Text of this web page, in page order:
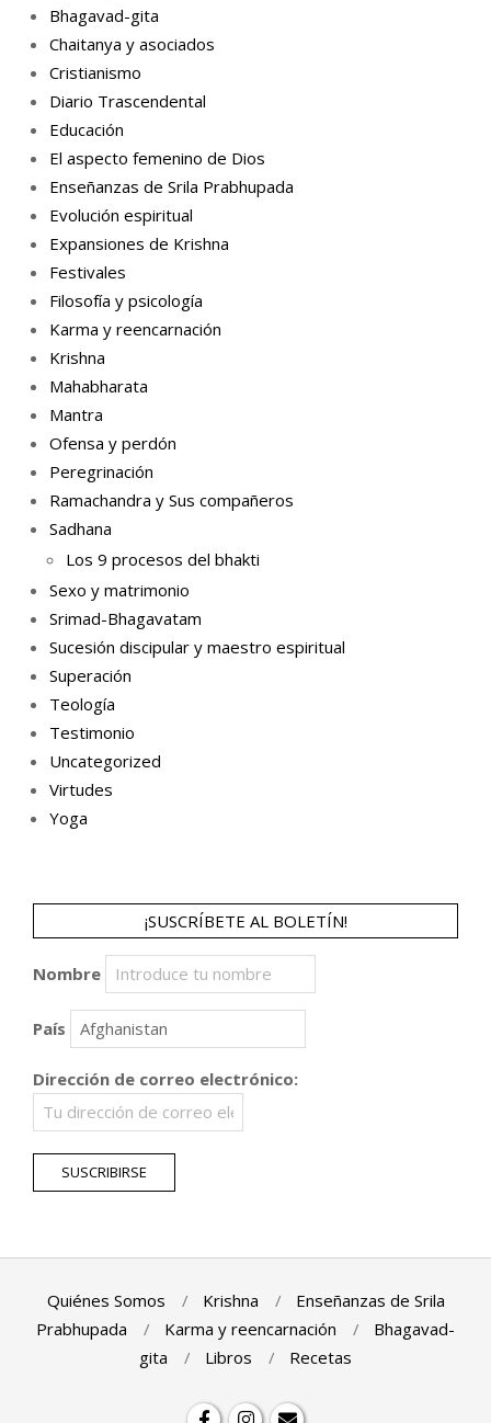
Bhagavad-gita
Chaitanya y asociados
Cristianismo
Diario Trascendental
Educación
El aspecto femenino de Dios
Enseñanzas de Srila Prabhupada
Evolución espiritual
Expansiones de Krishna
Festivales
Filosofía y psicología
Karma y reencarnación
Krishna
Mahabharata
Mantra
Ofensa y perdón
Peregrinación
Ramachandra y Sus compañeros
Sadhana
Los 9 procesos del bhakti
Sexo y matrimonio
Srimad-Bhagavatam
Sucesión discipular y maestro espiritual
Superación
Teología
Testimonio
Uncategorized
Virtudes
Yoga
¡SUSCRÍBETE AL BOLETÍN!
Nombre
País
Dirección de correo electrónico:
Quiénes Somos Krishna
Enseñanzas de Srila
Prabhupada
Karma y reencarnación
Bhagavad-
gita
Libros Recetas